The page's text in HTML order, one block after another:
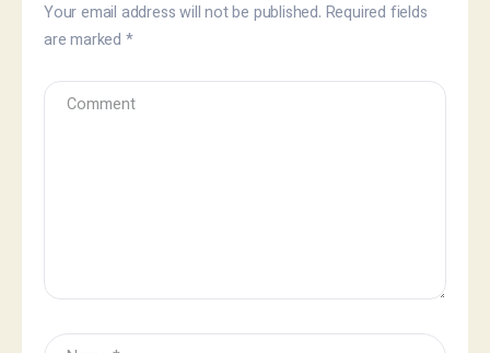
Your email address will not be published. Required fields
are marked *